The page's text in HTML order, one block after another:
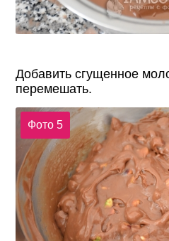
Добавить сгущенное
перемешать.
Фото 5